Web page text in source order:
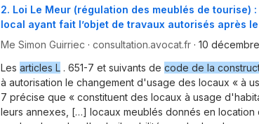
2. Loi Le Meur (régulation des meublés de tourise) :
local ayant fait l’objet de travaux autorisés après
Me Simon Guirriec · consultation.avocat.fr · 10
Les articles L . 651-7 et suivants de code de la
à autorisation le changement d'usage des locaux « à
7 précise que « constituent des locaux à usage
leurs annexes, […] locaux meublés donnés en location